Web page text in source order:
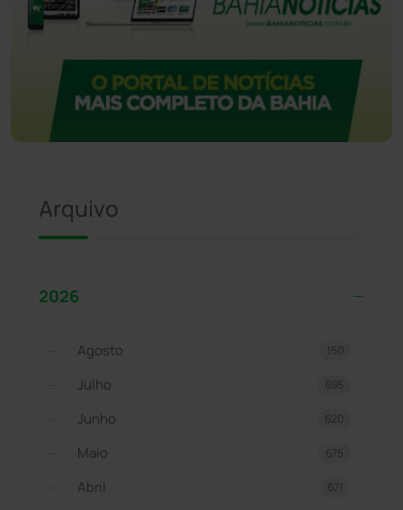
Arquivo
2026
Agosto 150
Julho 695
Junho 620
Maio 675
Abril 671